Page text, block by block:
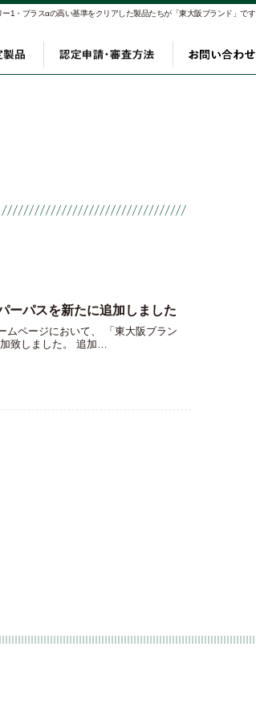
1・プラスαの高い基準をクリアした製品たちが「東大阪ブランド」です
ノづくり認定製品 認定申請・審査方法
ーパスを新たに追加しました
ムページにおいて、 「東大阪ブラン
致しました。 追加…